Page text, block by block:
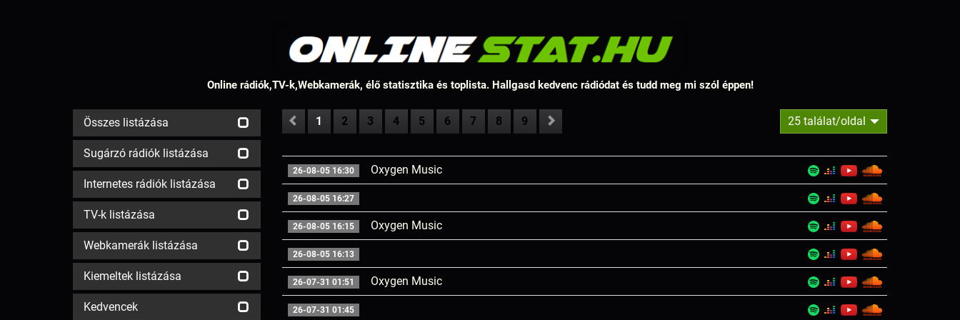
Online rádiók,TV-k,Webkamerák, élő statisztika és toplista. Hallgasd kedvenc rádiódat és tudd meg mi szól éppen!
Összes listázása
Sugárzó rádiók listázása
Internetes rádiók listázása
TV-k listázása
Webkamerák listázása
Kiemeltek listázása
Kedvencek
1 2 3 4 5 6 7 8 9 25 találat/oldal
26-08-05 16:30 Oxygen Music
26-08-05 16:27
26-08-05 16:15 Oxygen Music
26-08-05 16:13
26-07-31 01:51 Oxygen Music
26-07-31 01:45